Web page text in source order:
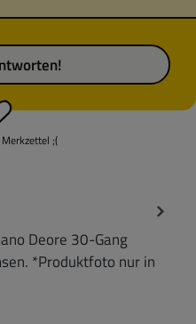
;(
Deore 30-Gang
*Produktfoto nur in